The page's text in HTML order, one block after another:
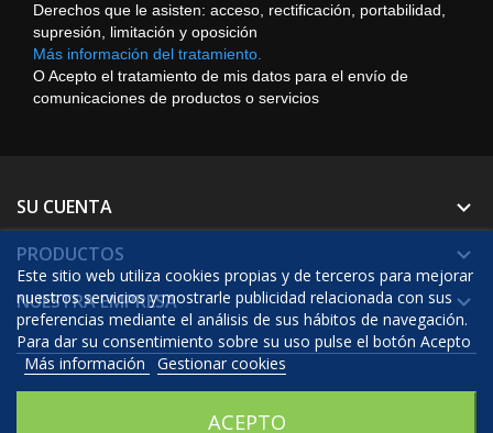
Derechos que le asisten: acceso, rectificación, portabilidad,
supresión, limitación y oposición
Más información del tratamiento.
O Acepto el tratamiento de mis datos para el envío de
comunicaciones de productos o servicios
SU CUENTA 
PRODUCTOS 
NUESTRA EMPRESA 
Este sitio web utiliza cookies propias y de terceros para mejorar
nuestros servicios y mostrarle publicidad relacionada con sus
preferencias mediante el análisis de sus hábitos de navegación.
Para dar su consentimiento sobre su uso pulse el botón Acepto
Más información
Gestionar cookies
ACEPTO
© 2026 - Software Ecommerce desarrollado por Prestashop™